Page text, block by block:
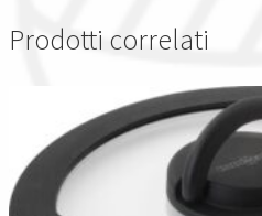
Prodotti correlati